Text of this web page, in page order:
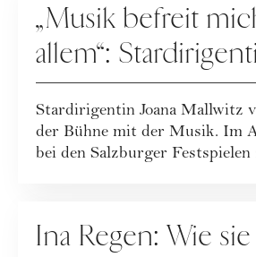
„Musik befreit
allem“:
Mallwitz im
Stardirigentin Joana Mallwitz
der Bühne mit der Musik. Im
bei den Salzburger Festspielen
Ina Regen: Wie